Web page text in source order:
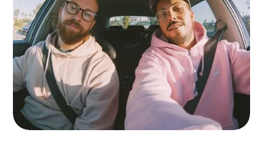
Madrid
Murcia
Navarra
Álava